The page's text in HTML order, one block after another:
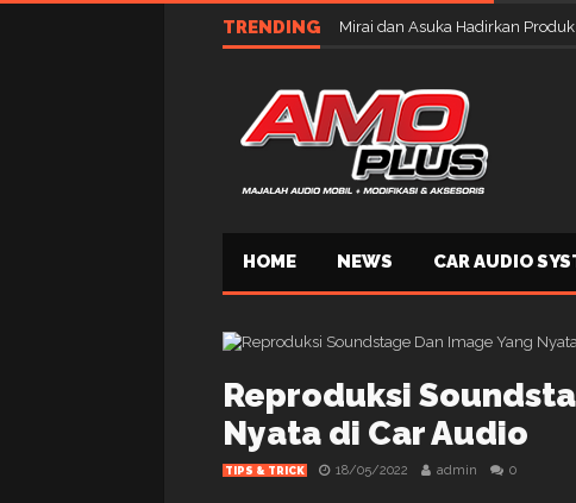
TRENDING Mirai dan Asuka Hadirkan
HOME NEWS CAR AUDIO
Reproduksi
Nyata di Car Audio
TIPS & TRICK 18/05/2022 admin 0